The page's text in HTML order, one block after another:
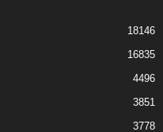
18146
16835
4496
3851
3778